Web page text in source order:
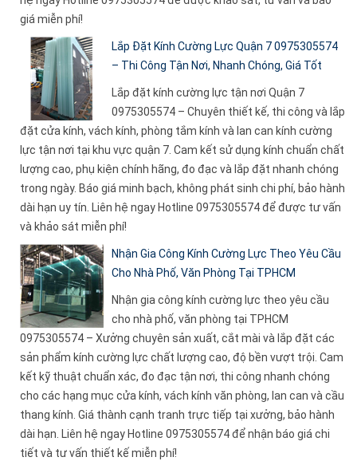
giá miễn phí!
Lắp Đặt Kính Cường Lực Quận 7 0975305574
– Thi Công Tận Nơi, Nhanh Chóng, Giá Tốt
Lắp đặt kính cường lực tận nơi Quận 7
0975305574 – Chuyên thiết kế, thi công và lắp
đặt cửa kính, vách kính, phòng tắm kính và lan can kính cường
lực tận nơi tại khu vực quận 7. Cam kết sử dụng kính chuẩn chất
lượng cao, phụ kiện chính hãng, đo đạc và lắp đặt nhanh chóng
trong ngày. Báo giá minh bạch, không phát sinh chi phí, bảo hành
dài hạn uy tín. Liên hệ ngay Hotline 0975305574 để được tư vấn
và khảo sát miễn phí!
Nhận Gia Công Kính Cường Lực Theo Yêu Cầu
Cho Nhà Phố, Văn Phòng Tại TPHCM
Nhận gia công kính cường lực theo yêu cầu
cho nhà phố, văn phòng tại TPHCM
0975305574 – Xưởng chuyên sản xuất, cắt mài và lắp đặt các
sản phẩm kính cường lực chất lượng cao, độ bền vượt trội. Cam
kết kỹ thuật chuẩn xác, đo đạc tận nơi, thi công nhanh chóng
cho các hạng mục cửa kính, vách kính văn phòng, lan can và cầu
thang kính. Giá thành cạnh tranh trực tiếp tại xưởng, bảo hành
dài hạn. Liên hệ ngay Hotline 0975305574 để nhận báo giá chi
tiết và tư vấn thiết kế miễn phí!